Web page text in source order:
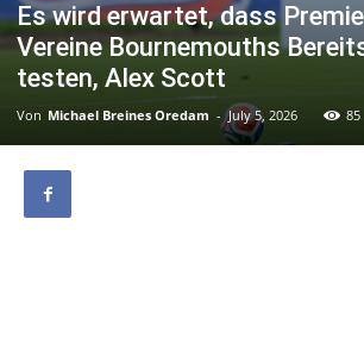
Es wird erwartet, dass
Vereine Bournemouths
testen, Alex Scott
Von Michael Breines Oredam - July 5, 2026 85